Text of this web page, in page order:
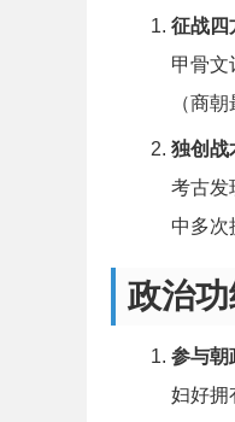
征战四
甲骨文
（商
独创战
考古发
中多次
政治
参与朝
妇好拥